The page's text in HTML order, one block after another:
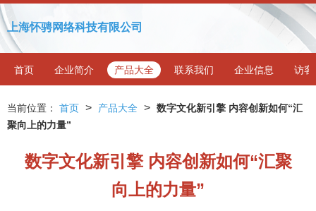
上海怀骋网络科技有限公司
首页 企业简介 产品大全 联系我们 企业信息 访客
当前位置： 首页 > 产品大全 > 数字文化新引擎 内容创新如何“汇
聚向上的力量”
数字文化新引擎 内容创新如何“汇聚
向上的力量”